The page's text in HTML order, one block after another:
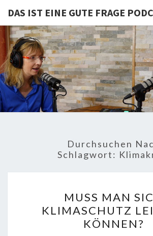
DAS IST EINE GUTE FRAGE
Von
Fakten
Durchsuchen
Schlagwort:
MAN
SICH
MUSS MAN
KLIMASCHUTZ
KÖNNEN?